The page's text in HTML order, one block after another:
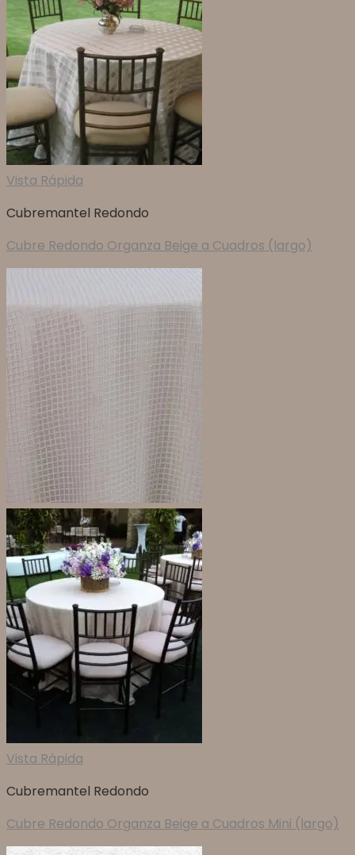
Vista Rápida
Cubremantel Redondo
Cubre Redondo Organza Beige a Cuadros (largo)
Vista Rápida
Cubremantel Redondo
Cubre Redondo Organza Beige a Cuadros Mini (largo)